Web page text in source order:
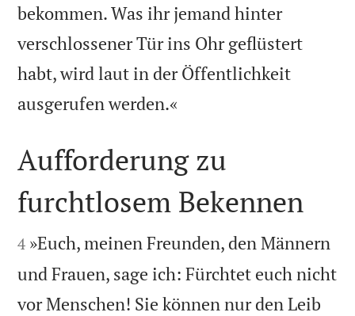
bekommen. Was ihr jemand hinter
verschlossener Tür ins Ohr geflüstert
habt, wird laut in der Öffentlichkeit
ausgerufen werden.«

Aufforderung zu
furchtlosem Bekennen

4 »Euch, meinen Freunden, den Männern
und Frauen, sage ich: Fürchtet euch nicht
vor Menschen! Sie können nur den Leib